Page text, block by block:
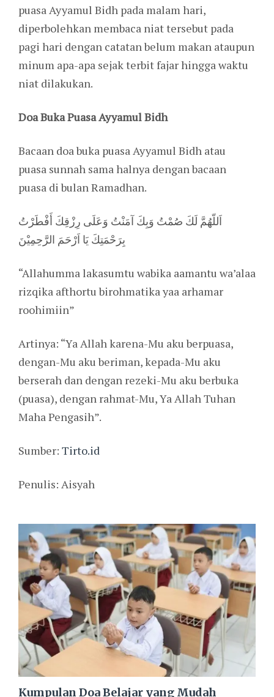
puasa Ayyamul Bidh pada malam hari,
diperbolehkan membaca niat tersebut pada
pagi hari dengan catatan belum makan ataupun
minum apa-apa sejak terbit fajar hingga waktu
niat dilakukan.
Doa Buka Puasa Ayyamul Bidh
Bacaan doa buka puasa Ayyamul Bidh atau
puasa sunnah sama halnya dengan bacaan
puasa di bulan Ramadhan.
اَللّهُمَّ لَكَ صُمْتُ وَبِكَ آمَنْتُ وَعَلَى رِزْقِكَ أَفْطَرْتُ
بِرَحْمَتِكَ يَا اَرْحَمَ الرَّحِمِيْنَ
“Allahumma lakasumtu wabika aamantu wa’alaa
rizqika afthortu birohmatika yaa arhamar
roohimiin”
Artinya: “Ya Allah karena-Mu aku berpuasa,
dengan-Mu aku beriman, kepada-Mu aku
berserah dan dengan rezeki-Mu aku berbuka
(puasa), dengan rahmat-Mu, Ya Allah Tuhan
Maha Pengasih”.
Sumber: Tirto.id
Penulis: Aisyah
Kumpulan Doa Belajar yang Mudah